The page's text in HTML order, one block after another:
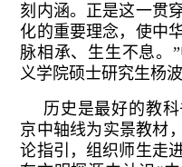
刻内涵。正是这一贯
化的重要理念，使中
脉相承、生生不息。
义学院硕士研究生杨波
历史是最好的教
京中轴线为实景教材
论指引，组织师生走